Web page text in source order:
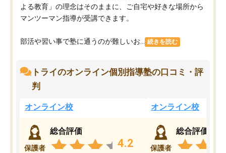
よる教育」の理念はそのままに、ご自宅や好きな場所から
マンツーマン指導が受講できます。
部活や習い事で塾に通うのが難しいお... 続きを読む
トライのオンライン個別指導塾の口コミ・評
判
オンライン校
保護者
総合評価
4.2
オンライン校
保護者
総合評価